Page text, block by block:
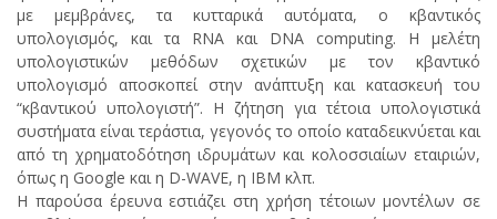
με μεμβράνες, τα κυτταρικά αυτόματα, ο κβαντικός
υπολογισμός, και τα RNA και DNA computing. Η μελέτη
υπολογιστικών μεθόδων σχετικών με τον κβαντικό
υπολογισμό αποσκοπεί στην ανάπτυξη και κατασκευή του
“κβαντικού υπολογιστή”. Η ζήτηση για τέτοια υπολογιστικά
συστήματα είναι τεράστια, γεγονός το οποίο καταδεικνύεται και
από τη χρηματοδότηση ιδρυμάτων και κολοσσιαίων εταιριών,
όπως η Google και η D-WAVE, η IBM κλπ.
Η παρούσα έρευνα εστιάζει στη χρήση τέτοιων μοντέλων σε